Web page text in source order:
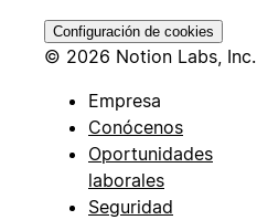
Configuración de cookies
© 2026 Notion Labs, Inc.
Empresa
Conócenos
Oportunidades
laborales
Seguridad